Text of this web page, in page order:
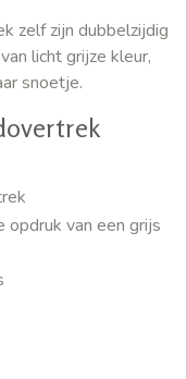
zelf zijn dubbelzijdig
licht grijze kleur,
snoetje.
opdruk van een grijs